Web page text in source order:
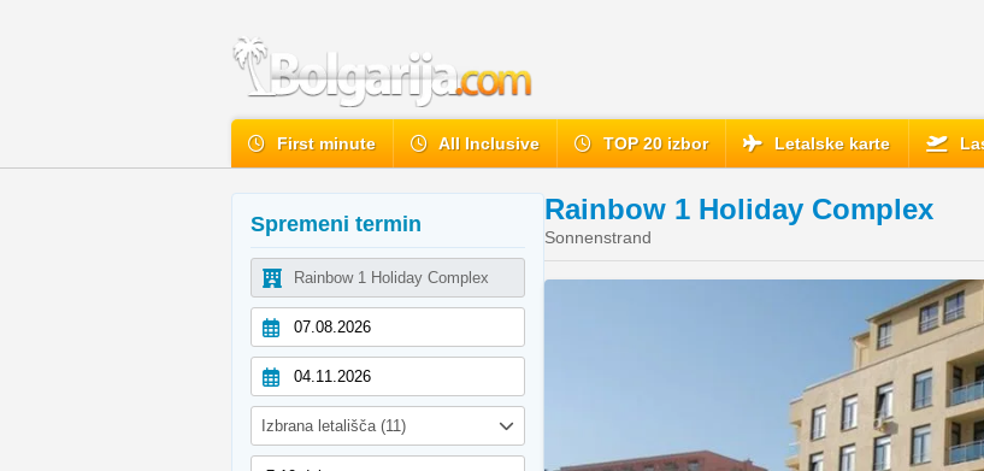
First minute All Inclusive TOP 20 izbor Letalske karte
Spremeni termin
Izbrana letališča (11)
Rainbow 1 Holiday Complex
Sonnenstrand